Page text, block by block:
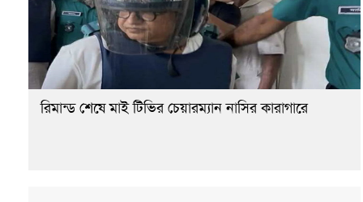
রিমান্ড শেষে মাই টিভির চেয়ারম্যান নাসির কারাগারে